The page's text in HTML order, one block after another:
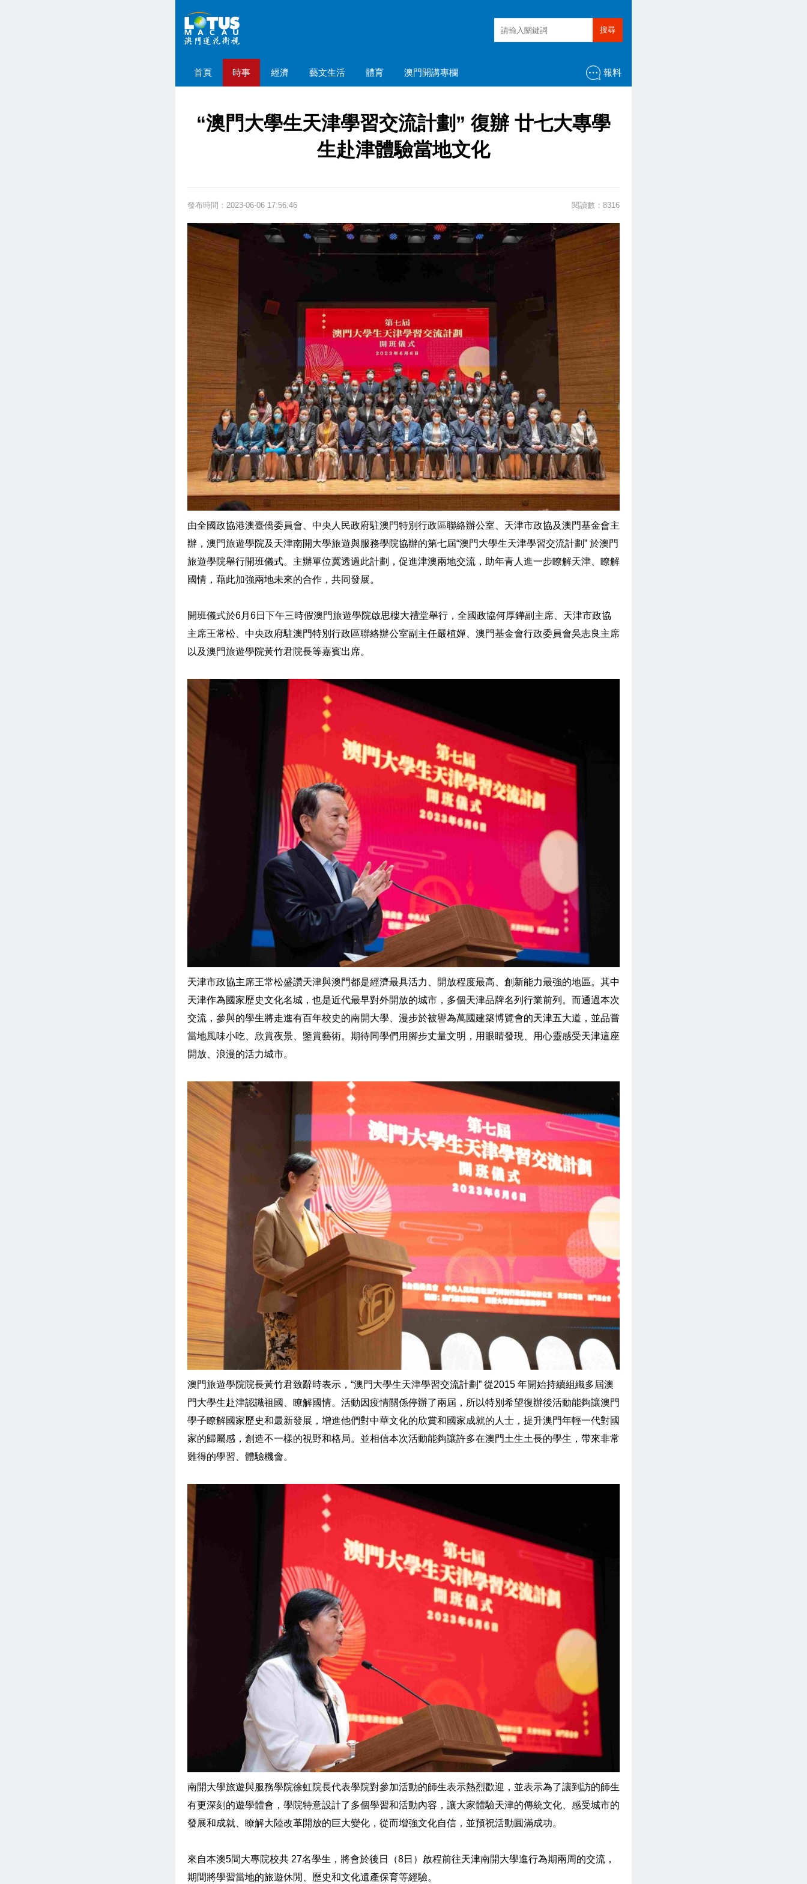
搜尋
首頁 時事 經濟 藝文生活 體育 澳門開講專欄 報料
“澳門大學生天津學習交流計劃” 復辦 廿七大專學
生赴津體驗當地文化
發布時間：2023-06-06 17:56:46 閱讀數：8316
由全國政協港澳臺僑委員會、中央人民政府駐澳門特別行政區聯絡辦公室、天津市政協及澳門基金會主
辦，澳門旅遊學院及天津南開大學旅遊與服務學院協辦的第七屆“澳門大學生天津學習交流計劃” 於澳門
旅遊學院舉行開班儀式。主辦單位冀透過此計劃，促進津澳兩地交流，助年青人進一步瞭解天津、瞭解
國情，藉此加強兩地未來的合作，共同發展。
開班儀式於6月6日下午三時假澳門旅遊學院啟思樓大禮堂舉行，全國政協何厚鏵副主席、天津市政協
主席王常松、中央政府駐澳門特別行政區聯絡辦公室副主任嚴植嬋、澳門基金會行政委員會吳志良主席
以及澳門旅遊學院黃竹君院長等嘉賓出席。
天津市政協主席王常松盛讚天津與澳門都是經濟最具活力、開放程度最高、創新能力最強的地區。其中
天津作為國家歷史文化名城，也是近代最早對外開放的城市，多個天津品牌名列行業前列。而通過本次
交流，參與的學生將走進有百年校史的南開大學、漫步於被譽為萬國建築博覽會的天津五大道，並品嘗
當地風味小吃、欣賞夜景、鑒賞藝術。期待同學們用腳步丈量文明，用眼睛發現、用心靈感受天津這座
開放、浪漫的活力城市。
澳門旅遊學院院長黃竹君致辭時表示，“澳門大學生天津學習交流計劃” 從2015 年開始持續組織多屆澳
門大學生赴津認識祖國、瞭解國情。活動因疫情關係停辦了兩屆，所以特別希望復辦後活動能夠讓澳門
學子瞭解國家歷史和最新發展，增進他們對中華文化的欣賞和國家成就的人士，提升澳門年輕一代對國
家的歸屬感，創造不一樣的視野和格局。並相信本次活動能夠讓許多在澳門土生土長的學生，帶來非常
難得的學習、體驗機會。
南開大學旅遊與服務學院徐虹院長代表學院對參加活動的師生表示熱烈歡迎，並表示為了讓到訪的師生
有更深刻的遊學體會，學院特意設計了多個學習和活動內容，讓大家體驗天津的傳統文化、感受城市的
發展和成就、瞭解大陸改革開放的巨大變化，從而增強文化自信，並預祝活動圓滿成功。
來自本澳5間大專院校共 27名學生，將會於後日（8日）啟程前往天津南開大學進行為期兩周的交流，
期間將學習當地的旅遊休閒、歷史和文化遺產保育等經驗。